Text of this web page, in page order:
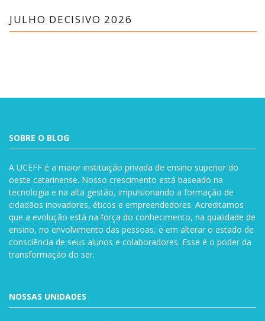
JULHO DECISIVO 2026
SOBRE O BLOG
A UCEFF é a maior instituição privada de ensino superior do
oeste catarinense. Nosso crescimento está baseado na
tecnologia e na alta gestão, impulsionando a formação de
cidadãos inovadores, éticos e empreendedores. Acreditamos
que a evolução está na força do conhecimento, na qualidade de
ensino, no envolvimento das pessoas, e em alterar o estado de
consciência de seus alunos e colaboradores. Esse é o poder da
transformação do ser.
NOSSAS UNIDADES